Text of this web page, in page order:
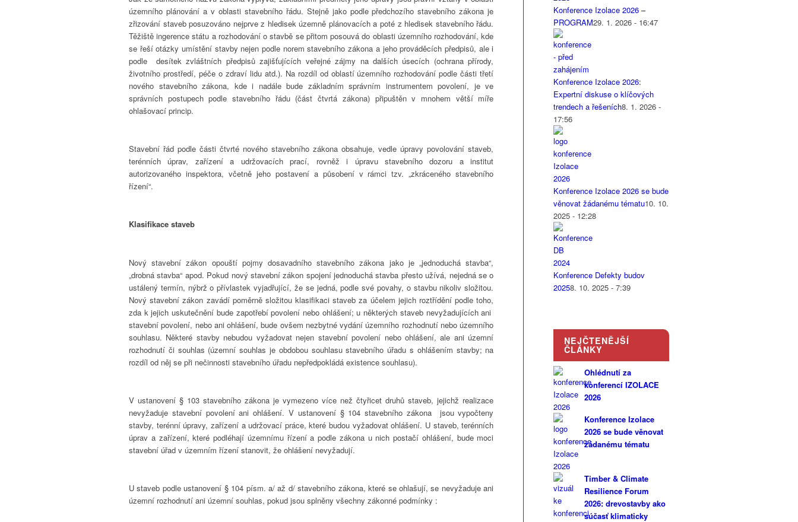
územního plánování a v oblasti stavebního řádu. Stejně jako podle předchozího stavebního zákona je
zřizování staveb posuzováno nejprve z hledisek územně plánovacích a poté z hledisek stavebního řádu.
Těžiště ingerence státu a rozhodování o stavbě se přitom posouvá do oblasti územního rozhodování, kde
se řeší otázky umístění stavby nejen podle norem stavebního zákona a jeho prováděcích předpisů, ale i
podle desítek zvláštních předpisů zajišťujících veřejné zájmy na dalších úsecích (ochrana přírody,
životního prostředí, péče o zdraví lidu atd.). Na rozdíl od oblastí územního rozhodování podle části třetí
nového stavebního zákona, kde i nadále bude základním správním instrumentem povolení, je ve
správních postupech podle stavebního řádu (část čtvrtá zákona) připuštěn v mnohem větší míře
ohlašovací princip.
Stavební řád podle části čtvrté nového stavebního zákona obsahuje, vedle úpravy povolování staveb,
terénních úprav, zařízení a udržovacích prací, rovněž i úpravu stavebního dozoru a institut
autorizovaného inspektora, včetně jeho postavení a působení v rámci tzv. „zkráceného stavebního
řízení“.
Klasifikace staveb
Nový stavební zákon opouští pojmy dosavadního stavebního zákona jako je „jednoduchá stavba“,
„drobná stavba“ apod. Pokud nový stavební zákon spojení jednoduchá stavba přesto užívá, nejedná se o
ustálený termín, nýbrž o přívlastek vyjadřující, že se jedná, podle své povahy, o stavbu nikoliv složitou.
Nový stavební zákon zavádí poměrně složitou klasifikaci staveb za účelem jejich roztřídění podle toho,
zda k jejich uskutečnění bude zapotřebí povolení nebo ohlášení; u některých staveb nevyžadujících ani
stavební povolení, nebo ani ohlášení, bude ovšem nezbytné vydání územního rozhodnutí nebo územního
souhlasu. Některé stavby nebudou vyžadovat nejen stavební povolení nebo ohlášení, ale ani územní
rozhodnutí či souhlas (územní souhlas je obdobou souhlasu stavebního úřadu s ohlášením stavby; na
rozdíl od něj se při nečinnosti stavebního úřadu nepředpokládá existence souhlasu).
V ustanovení § 103 stavebního zákona je vymezeno více než čtyřicet druhů staveb, jejichž realizace
nevyžaduje stavební povolení ani ohlášení. V ustanovení § 104 stavebního zákona jsou vypočteny
stavby, terénní úpravy, zařízení a udržovací práce, které budou vyžadovat ohlášení. U staveb, terénních
úprav a zařízení, které podléhají územnímu řízení a podle zákona u nich postačí ohlášení, bude moci
stavební úřad v územním řízení stanovit, že ohlášení nevyžadují.
U staveb podle ustanovení § 104 písm. a/ až d/ stavebního zákona, které se ohlašují, se nevyžaduje ani
územní rozhodnutí ani územní souhlas, pokud jsou splněny všechny zákonné podmínky :
Konference Izolace 2026 –
PROGRAM29. 1. 2026 - 16:47
Konference Izolace 2026:
Expertní diskuse o klíčových
trendech a řešeních8. 1. 2026 -
17:56
Konference Izolace 2026 se bude
věnovat žádanému tématu10. 10.
2025 - 12:28
Konference Defekty budov
20258. 10. 2025 - 7:39
NEJČTENĚJŠÍ
ČLÁNKY
Ohlédnutí za
konferencí IZOLACE
2026
Konference Izolace
2026 se bude věnovat
žádanému tématu
Timber & Climate
Resilience Forum
2026: drevostavby ako
súčasť klimaticky